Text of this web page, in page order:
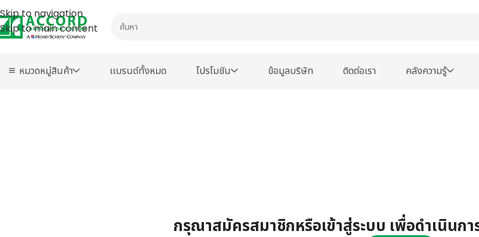
Skip to navigation
Skip to main content
หมวดหมู่สินค้า เเบรนด์ทั้งหมด โปรโมชัน ข้อมูลบริษัท ติดต่อเรา คลังความรู้
กรุณาสมัครสมาชิกหรือเข้าสู่ระบบ เพื่อดำเนินก